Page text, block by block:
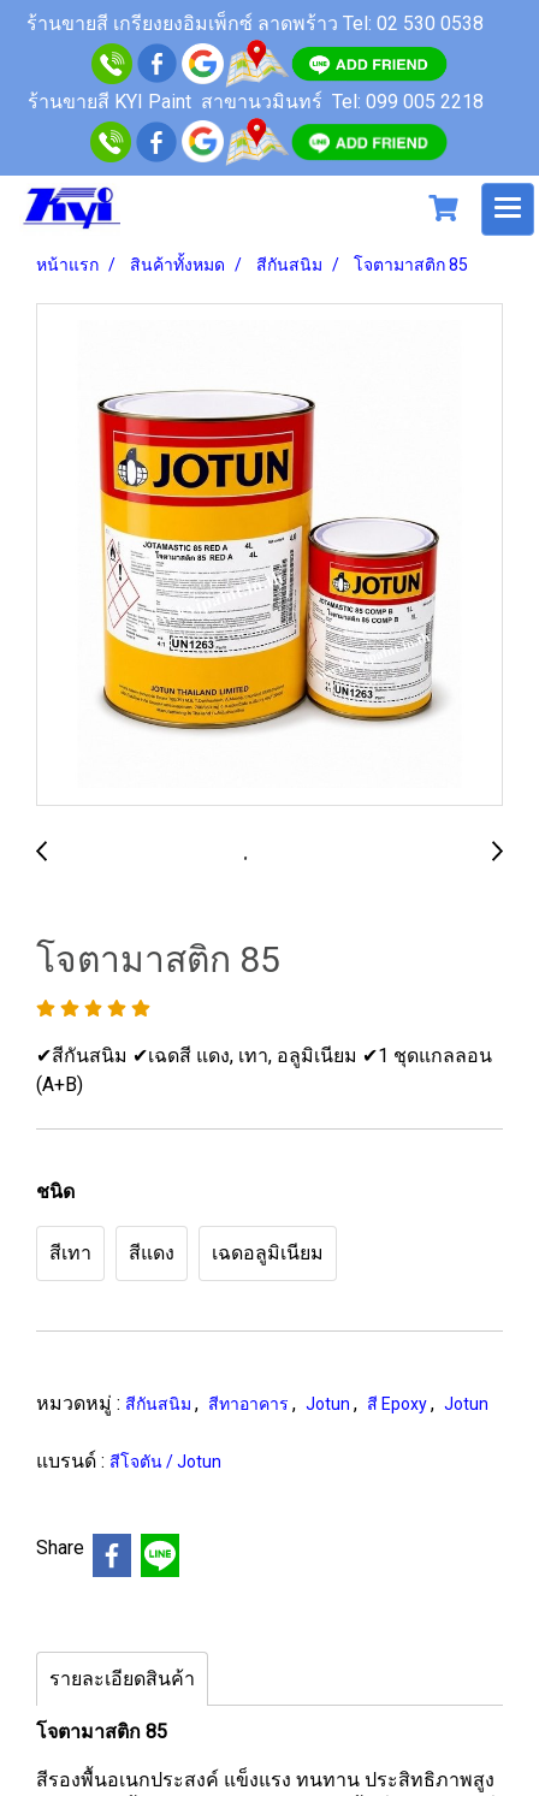
ร้านขายสี เกรียงยงอิมเพ็กซ์ ลาดพร้าว Tel: 02 530 0538
ร้านขายสี KYI Paint สาขานวมินทร์ Tel: 099 005 2218
หน้าแรก สินค้าทั้งหมด สีกันสนิม โจตามาสติก 85
โจตามาสติก 85
✔สีกันสนิม ✔เฉดสี แดง, เทา, อลูมิเนียม ✔1 ชุดแกลลอน
(A+B)
ชนิด
สีเทา สีแดง เฉดอลูมิเนียม
หมวดหมู่ : สีกันสนิม , สีทาอาคาร , Jotun , สี Epoxy, Jotun
แบรนด์ : สีโจตัน / Jotun
Share
รายละเอียดสินค้า
โจตามาสติก 85
สีรองพื้นอเนกประสงค์ แข็งแรง ทนทาน ประสิทธิภาพสูง